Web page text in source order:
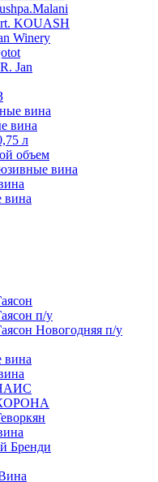
KOUASH
Winery
Jan
вина
вина
л
объем
вина
вина
п/у
Новогодняя п/у
вина
Бренди